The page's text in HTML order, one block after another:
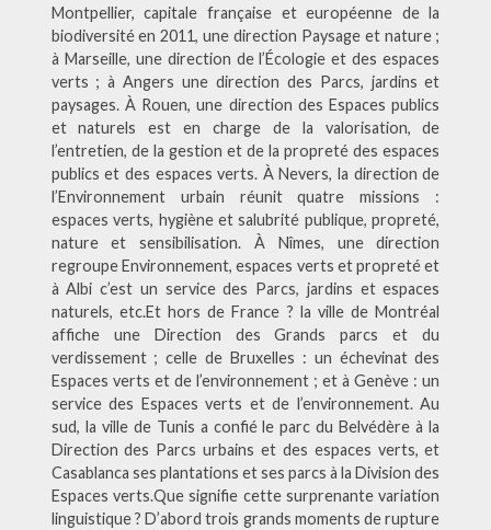
Montpellier, capitale française et européenne de la
biodiversité en 2011, une direction Paysage et nature ;
à Marseille, une direction de l’Écologie et des espaces
verts ; à Angers une direction des Parcs, jardins et
paysages. À Rouen, une direction des Espaces publics
et naturels est en charge de la valorisation, de
l’entretien, de la gestion et de la propreté des espaces
publics et des espaces verts. À Nevers, la direction de
l’Environnement urbain réunit quatre missions :
espaces verts, hygiène et salubrité publique, propreté,
nature et sensibilisation. À Nîmes, une direction
regroupe Environnement, espaces verts et propreté et
à Albi c’est un service des Parcs, jardins et espaces
naturels, etc.Et hors de France ? la ville de Montréal
affiche une Direction des Grands parcs et du
verdissement ; celle de Bruxelles : un échevinat des
Espaces verts et de l’environnement ; et à Genève : un
service des Espaces verts et de l’environnement. Au
sud, la ville de Tunis a confié le parc du Belvédère à la
Direction des Parcs urbains et des espaces verts, et
Casablanca ses plantations et ses parcs à la Division des
Espaces verts.Que signifie cette surprenante variation
linguistique ? D’abord trois grands moments de rupture